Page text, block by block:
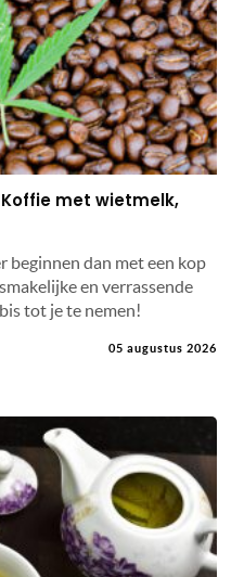
met wietmelk,
beginnen dan met een kop
en verrassende
tot je te nemen!
05 augustus 2026